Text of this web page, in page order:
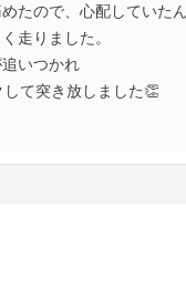
たので、心配していた
走りました。
いつかれ
て突き放しました👏